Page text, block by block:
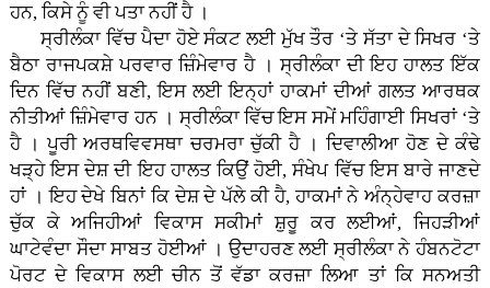
ਹਨ, ਕਿਸੇ ਨੂੰ ਵੀ ਪਤਾ ਨਹੀਂ ਹੈ ।
ਸ੍ਰੀਲੰਕਾ ਵਿੱਚ ਪੈਦਾ ਹੋਏ ਸੰਕਟ ਲਈ ਮੁੱਖ ਤੌਰ ‘ਤੇ ਸੱਤਾ ਦੇ ਸਿਖਰ ‘ਤੇ
ਬੈਠਾ ਰਾਜਪਕਸ਼ੇ ਪਰਵਾਰ ਜ਼ਿੰਮੇਵਾਰ ਹੈ । ਸ੍ਰੀਲੰਕਾ ਦੀ ਇਹ ਹਾਲਤ ਇੱਕ
ਦਿਨ ਵਿੱਚ ਨਹੀਂ ਬਣੀ, ਇਸ ਲਈ ਇਨ੍ਹਾਂ ਹਾਕਮਾਂ ਦੀਆਂ ਗਲਤ ਆਰਥਕ
ਨੀਤੀਆਂ ਜ਼ਿੰਮੇਵਾਰ ਹਨ । ਸ੍ਰੀਲੰਕਾ ਵਿੱਚ ਇਸ ਸਮੇਂ ਮਹਿੰਗਾਈ ਸਿਖਰਾਂ ‘ਤੇ
ਹੈ । ਪੂਰੀ ਅਰਥਵਿਵਸਥਾ ਚਰਮਰਾ ਚੁੱਕੀ ਹੈ । ਦਿਵਾਲੀਆ ਹੋਣ ਦੇ ਕੰਢੇ
ਖੜ੍ਹੇ ਇਸ ਦੇਸ਼ ਦੀ ਇਹ ਹਾਲਤ ਕਿਉਂ ਹੋਈ, ਸੰਖੇਪ ਵਿੱਚ ਇਸ ਬਾਰੇ ਜਾਣਦੇ
ਹਾਂ । ਇਹ ਦੇਖੇ ਬਿਨਾਂ ਕਿ ਦੇਸ਼ ਦੇ ਪੱਲੇ ਕੀ ਹੈ, ਹਾਕਮਾਂ ਨੇ ਅੰਨ੍ਹੇਵਾਹ ਕਰਜ਼ਾ
ਚੁੱਕ ਕੇ ਅਜਿਹੀਆਂ ਵਿਕਾਸ ਸਕੀਮਾਂ ਸ਼ੁਰੂ ਕਰ ਲਈਆਂ, ਜਿਹੜੀਆਂ
ਘਾਟੇਵੰਦਾ ਸੌਦਾ ਸਾਬਤ ਹੋਈਆਂ । ਉਦਾਹਰਣ ਲਈ ਸ੍ਰੀਲੰਕਾ ਨੇ ਹੰਬਨਟੋਟਾ
ਪੋਰਟ ਦੇ ਵਿਕਾਸ ਲਈ ਚੀਨ ਤੋਂ ਵੱਡਾ ਕਰਜ਼ਾ ਲਿਆ ਤਾਂ ਕਿ ਸਨਅਤੀ